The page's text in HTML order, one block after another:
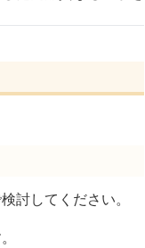
討してください。